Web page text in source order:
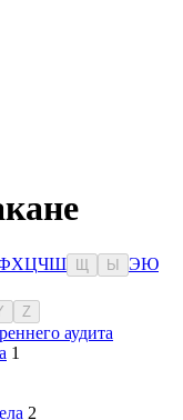
ХЦЧШ Ы ЭЮ
Z
аудита
1
2